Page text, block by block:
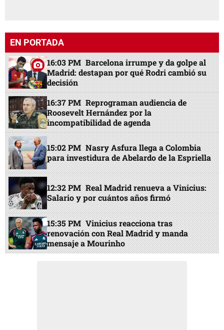
EN PORTADA
16:03 PM Barcelona irrumpe y da golpe al
Madrid: destapan por qué Rodri cambió su
decisión
16:37 PM Reprograman audiencia de
Roosevelt Hernández por la
incompatibilidad de agenda
15:02 PM Nasry Asfura llega a Colombia
para investidura de Abelardo de la Espriella
12:32 PM Real Madrid renueva a Vinicius:
Salario y por cuántos años firmó
15:35 PM Vinicius reacciona tras
renovación con Real Madrid y manda
mensaje a Mourinho